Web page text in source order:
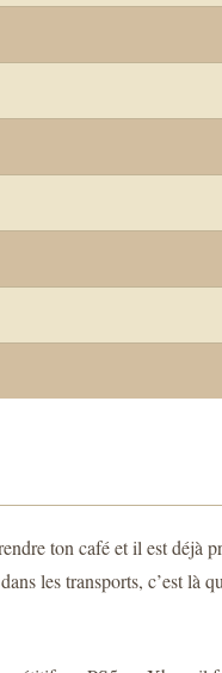
ton café et il est déjà
les transports, c’est là